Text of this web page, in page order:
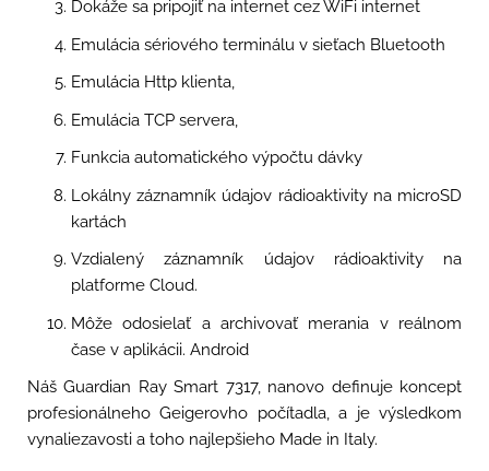
Dokáže sa pripojiť na internet cez WiFi internet
Emulácia sériového terminálu v sieťach Bluetooth
Emulácia Http klienta,
Emulácia TCP servera,
Funkcia automatického výpočtu dávky
Lokálny záznamník údajov rádioaktivity na microSD
kartách
Vzdialený záznamník údajov rádioaktivity na
platforme Cloud.
Môže odosielať a archivovať merania v reálnom
čase v aplikácii. Android
Náš Guardian Ray Smart 7317, nanovo definuje koncept
profesionálneho Geigerovho počítadla, a je výsledkom
vynaliezavosti a toho najlepšieho Made in Italy.